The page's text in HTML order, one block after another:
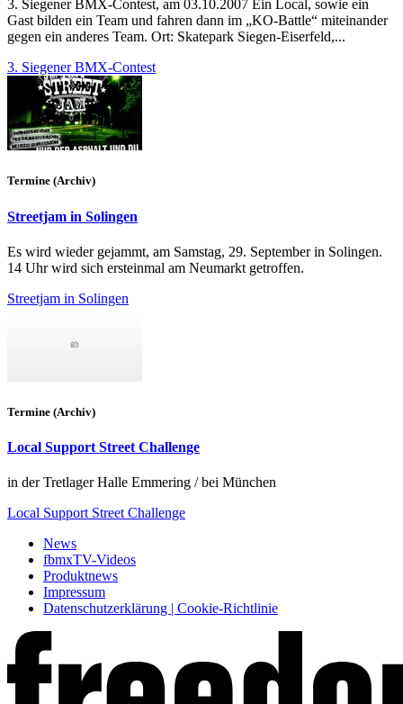
3. Siegener BMX-Contest, am 03.10.2007 Ein Local, sowie ein
Gast bilden ein Team und fahren dann im „KO-Battle“ miteinander
gegen ein anderes Team. Ort: Skatepark Siegen-Eiserfeld,...
3. Siegener BMX-Contest
Termine (Archiv)
Streetjam in Solingen
Es wird wieder gejammt, am Samstag, 29. September in Solingen.
14 Uhr wird sich ersteinmal am Neumarkt getroffen.
Streetjam in Solingen
Termine (Archiv)
Local Support Street Challenge
in der Tretlager Halle Emmering / bei München
Local Support Street Challenge
News
fbmxTV-Videos
Produktnews
Impressum
Datenschutzerklärung | Cookie-Richtlinie